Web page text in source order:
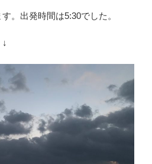
。出発時間は5:30でした。